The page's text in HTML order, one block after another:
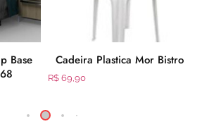
Base
Cadeira Plastica Mor Bistro
R$ 69,90